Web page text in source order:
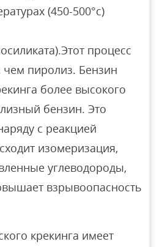
(450-500°с)
процесс
чем пиролиз. Бензин
более высокого
бензин. Это
с реакцией
изомеризация,
углеводороды,
взрывоопасность
крекинга имеет